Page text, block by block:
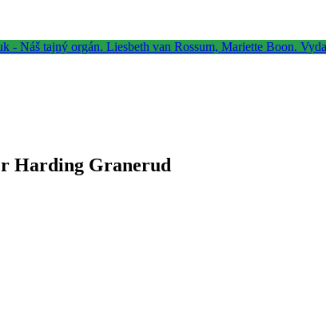
Harding Granerud